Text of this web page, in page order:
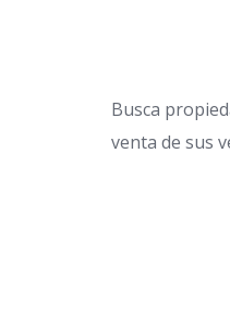
Busca
venta de sus